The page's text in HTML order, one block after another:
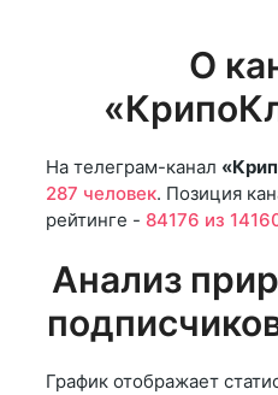
О
На телеграм-канал
287 человек. Позиция
рейтинге - 84176 из
Анализ
График отображает